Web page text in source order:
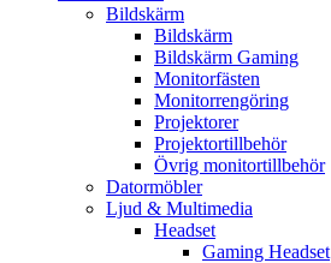
Bildskärm
Bildskärm
Bildskärm Gaming
Monitorfästen
Monitorrengöring
Projektorer
Projektortillbehör
Övrig monitortillbehör
Datormöbler
Ljud & Multimedia
Headset
Gaming Headset